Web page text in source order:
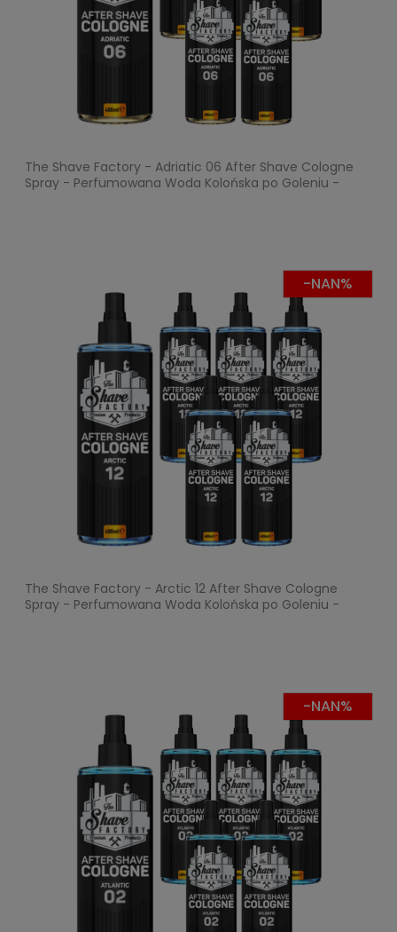
The Shave Factory - Adriatic 06 After Shave Cologne
Spray - Perfumowana Woda Kolońska po Goleniu -
The Shave Factory - Arctic 12 After Shave Cologne
Spray - Perfumowana Woda Kolońska po Goleniu -
-NAN%
-NAN%